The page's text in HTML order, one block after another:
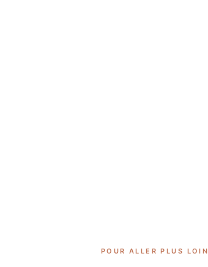
POUR ALLER PLUS LOIN